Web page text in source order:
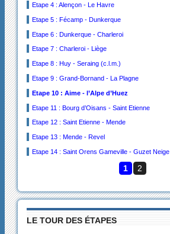
Etape 4 : Alençon - Le Havre
Etape 5 : Fécamp - Dunkerque
Etape 6 : Dunkerque - Charleroi
Etape 7 : Charleroi - Liège
Etape 8 : Huy - Seraing (c.l.m.)
Etape 9 : Grand-Bornand - La Plagne
Etape 10 : Aime - l’Alpe d’Huez
Etape 11 : Bourg d’Oisans - Saint Etienne
Etape 12 : Saint Etienne - Mende
Etape 13 : Mende - Revel
Etape 14 : Saint Orens Gameville - Guzet Neige
1 2
LE TOUR DES ÉTAPES